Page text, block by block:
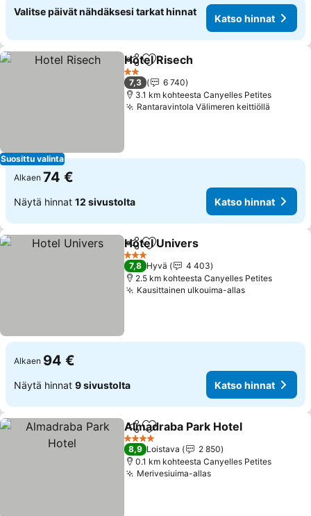
Valitse päivät nähdäksesi tarkat hinnat
Katso hinnat
Suosittu valinta
Jaa Lisää suosikkeihin
Hotel Risech
2 Tähtiluokitus
7,3
6 740
3.1 km kohteesta Canyelles Petites
Rantaravintola Välimeren keittiöllä
Alkaen 74 €
Näytä hinnat 12 sivustolta Katso hinnat
Jaa Lisää suosikkeihin
Hotel Univers
3 Tähtiluokitus
7,8 Hyvä
4 403
2.5 km kohteesta Canyelles Petites
Kausittainen ulkouima-allas
Alkaen 94 €
Näytä hinnat 9 sivustolta Katso hinnat
Jaa Lisää suosikkeihin
Almadraba Park Hotel
4 Tähtiluokitus
8,9 Loistava
2 850
0.1 km kohteesta Canyelles Petites
Merivesiuima-allas